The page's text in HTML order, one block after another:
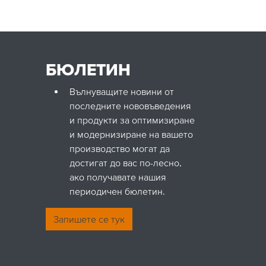
БЮЛЕТИН
Вълнуващите новини от
последните нововъведения
и продукти за оптимизиране
и модернизиране на вашето
производство могат да
достигат до вас по-лесно,
ако получавате нашия
периодичен бюлетин.
Запишете се тук